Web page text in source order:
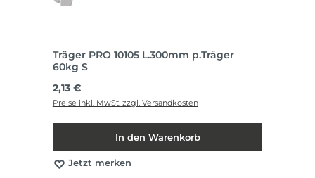
Träger PRO 10105 L.300mm p.Träger
60kg S
Regulärer Preis:
2,13 €
Preise inkl. MwSt. zzgl. Versandkosten
In den Warenkorb
Jetzt merken